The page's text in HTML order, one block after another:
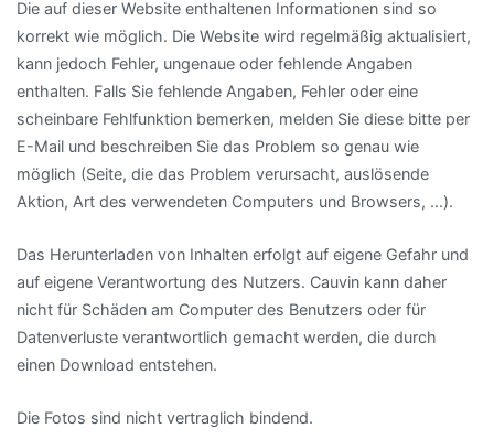
Die auf dieser Website enthaltenen Informationen sind so
korrekt wie möglich. Die Website wird regelmäßig aktualisiert,
kann jedoch Fehler, ungenaue oder fehlende Angaben
enthalten. Falls Sie fehlende Angaben, Fehler oder eine
scheinbare Fehlfunktion bemerken, melden Sie diese bitte per
E-Mail und beschreiben Sie das Problem so genau wie
möglich (Seite, die das Problem verursacht, auslösende
Aktion, Art des verwendeten Computers und Browsers, ...).
Das Herunterladen von Inhalten erfolgt auf eigene Gefahr und
auf eigene Verantwortung des Nutzers. Cauvin kann daher
nicht für Schäden am Computer des Benutzers oder für
Datenverluste verantwortlich gemacht werden, die durch
einen Download entstehen.
Die Fotos sind nicht vertraglich bindend.